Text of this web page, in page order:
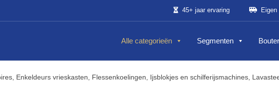
45+ jaar ervaring
Alle categorieën Segmenten
Enkeldeurs vrieskasten, Flessenkoelingen, Ijsblokjes en schilferijsmachines,